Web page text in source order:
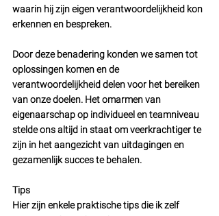
waarin hij zijn eigen verantwoordelijkheid kon
erkennen en bespreken.
Door deze benadering konden we samen tot
oplossingen komen en de
verantwoordelijkheid delen voor het bereiken
van onze doelen. Het omarmen van
eigenaarschap op individueel en teamniveau
stelde ons altijd in staat om veerkrachtiger te
zijn in het aangezicht van uitdagingen en
gezamenlijk succes te behalen.
Tips
Hier zijn enkele praktische tips die ik zelf